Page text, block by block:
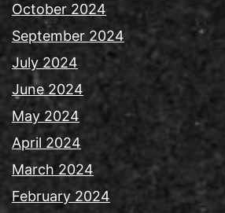
October 2024
September 2024
July 2024
June 2024
May 2024
April 2024
March 2024
February 2024